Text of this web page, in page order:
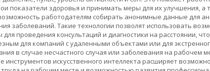
показатели здоровья и принимать меры для их улучшения, а
работодателям собирать анонимные данные для
заболеваний. Такие технологии позволят использовать
проведения консультаций и диагностики на расстоянии,
для компаний с удаленными объектами или для
в случае несчастного случая или заболевания на рабочем
инструментов искусственного интеллекта расширяет